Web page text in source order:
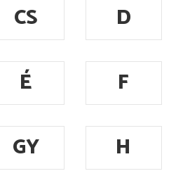
CS
D
É
F
GY
H